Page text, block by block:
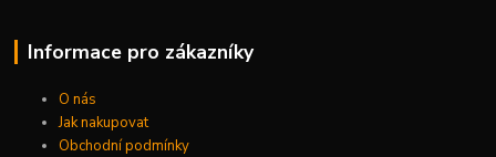
Informace pro zákazníky
O nás
Jak nakupovat
Obchodní podmínky